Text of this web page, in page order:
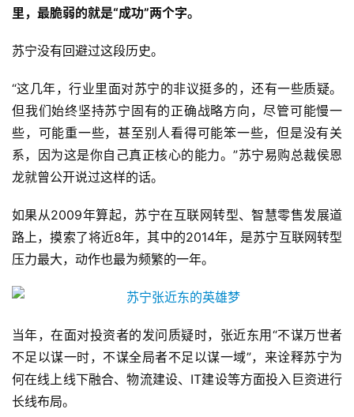
里，最脆弱的就是“成功”两个字。
苏宁没有回避过这段历史。
“这几年，行业里面对苏宁的非议挺多的，还有一些质疑。
但我们始终坚持苏宁固有的正确战略方向，尽管可能慢一
些，可能重一些，甚至别人看得可能笨一些，但是没有关
系，因为这是你自己真正核心的能力。”苏宁易购总裁侯恩
龙就曾公开说过这样的话。
如果从2009年算起，苏宁在互联网转型、智慧零售发展道
路上，摸索了将近8年，其中的2014年，是苏宁互联网转型
压力最大，动作也最为频繁的一年。
当年，在面对投资者的发问质疑时，张近东用“不谋万世者
不足以谋一时，不谋全局者不足以谋一域”，来诠释苏宁为
何在线上线下融合、物流建设、IT建设等方面投入巨资进行
长线布局。